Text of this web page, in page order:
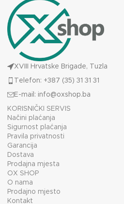
XVIII Hrvatske Brigade, Tuzla
Telefon: +387 (35) 31 31 31
E-mail: info@oxshop.ba
KORISNIČKI SERVIS
Načini plaćanja
Sigurnost plaćanja
Pravila privatnosti
Garancija
Dostava
Prodajna mjesta
OX SHOP
O nama
Prodajno mjesto
Kontakt